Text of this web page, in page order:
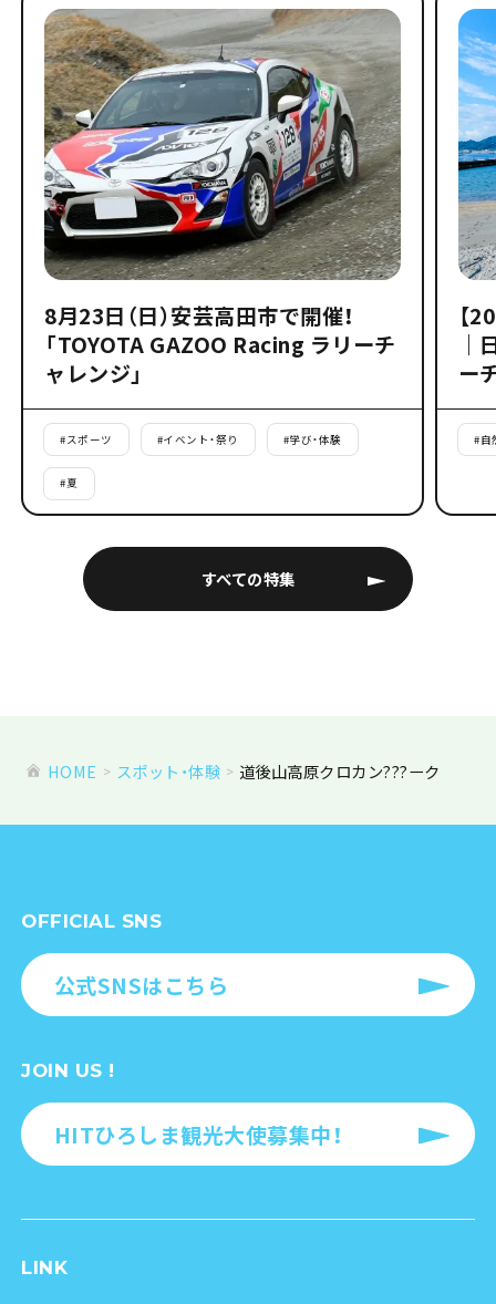
すべての特集
8月23日（日）安芸高田市で開催！
「TOYOTA GAZOO Racing ラリーチ
ャレンジ」
#スポーツ #イベント・祭り #学び・体験
#夏
【
｜
ー
#自
HOME スポット・体験 道後山高原クロカン???ーク
OFFICIAL SNS
公式SNSはこちら
JOIN US !
HITひろしま観光大使募集中！
LINK